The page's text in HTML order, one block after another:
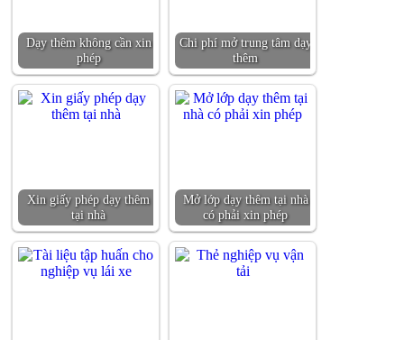
Dạy thêm không cần xin
phép
Chi phí mở trung tâm dạy
thêm
Xin giấy phép dạy thêm
tại nhà
Mở lớp dạy thêm tại nhà
có phải xin phép